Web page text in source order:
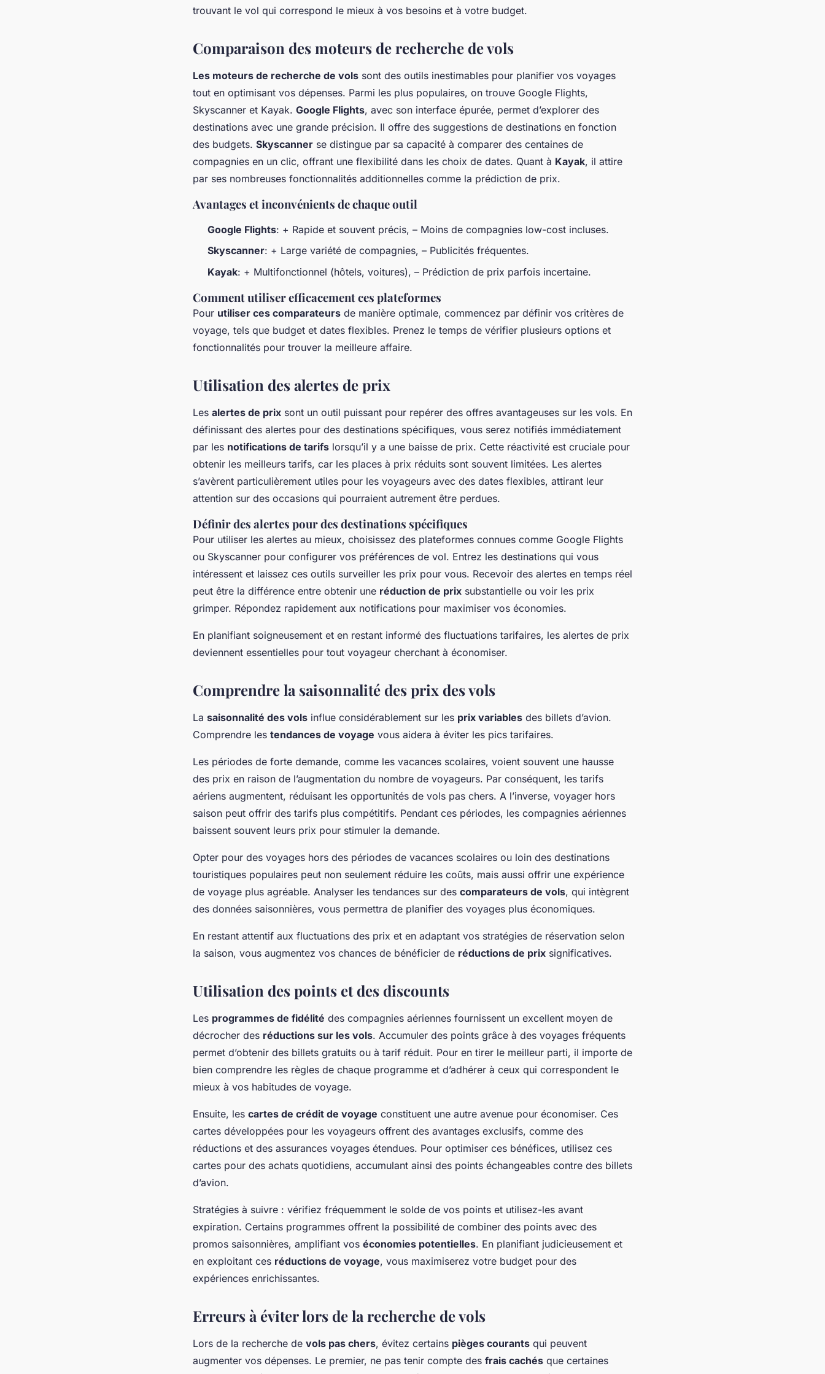
trouvant le vol qui correspond le mieux à vos besoins et à votre budget.
Comparaison des moteurs de recherche de vols
Les moteurs de recherche de vols sont des outils inestimables pour planifier vos voyages
tout en optimisant vos dépenses. Parmi les plus populaires, on trouve Google Flights,
Skyscanner et Kayak. Google Flights, avec son interface épurée, permet d’explorer des
destinations avec une grande précision. Il offre des suggestions de destinations en fonction
des budgets. Skyscanner se distingue par sa capacité à comparer des centaines de
compagnies en un clic, offrant une flexibilité dans les choix de dates. Quant à Kayak, il attire
par ses nombreuses fonctionnalités additionnelles comme la prédiction de prix.
Avantages et inconvénients de chaque outil
Google Flights: + Rapide et souvent précis, – Moins de compagnies low-cost incluses.
Skyscanner: + Large variété de compagnies, – Publicités fréquentes.
Kayak: + Multifonctionnel (hôtels, voitures), – Prédiction de prix parfois incertaine.
Comment utiliser efficacement ces plateformes
Pour utiliser ces comparateurs de manière optimale, commencez par définir vos critères de
voyage, tels que budget et dates flexibles. Prenez le temps de vérifier plusieurs options et
fonctionnalités pour trouver la meilleure affaire.
Utilisation des alertes de prix
Les alertes de prix sont un outil puissant pour repérer des offres avantageuses sur les vols. En
définissant des alertes pour des destinations spécifiques, vous serez notifiés immédiatement
par les notifications de tarifs lorsqu’il y a une baisse de prix. Cette réactivité est cruciale pour
obtenir les meilleurs tarifs, car les places à prix réduits sont souvent limitées. Les alertes
s’avèrent particulièrement utiles pour les voyageurs avec des dates flexibles, attirant leur
attention sur des occasions qui pourraient autrement être perdues.
Définir des alertes pour des destinations spécifiques
Pour utiliser les alertes au mieux, choisissez des plateformes connues comme Google Flights
ou Skyscanner pour configurer vos préférences de vol. Entrez les destinations qui vous
intéressent et laissez ces outils surveiller les prix pour vous. Recevoir des alertes en temps réel
peut être la différence entre obtenir une réduction de prix substantielle ou voir les prix
grimper. Répondez rapidement aux notifications pour maximiser vos économies.
En planifiant soigneusement et en restant informé des fluctuations tarifaires, les alertes de prix
deviennent essentielles pour tout voyageur cherchant à économiser.
Comprendre la saisonnalité des prix des vols
La saisonnalité des vols influe considérablement sur les prix variables des billets d’avion.
Comprendre les tendances de voyage vous aidera à éviter les pics tarifaires.
Les périodes de forte demande, comme les vacances scolaires, voient souvent une hausse
des prix en raison de l’augmentation du nombre de voyageurs. Par conséquent, les tarifs
aériens augmentent, réduisant les opportunités de vols pas chers. A l’inverse, voyager hors
saison peut offrir des tarifs plus compétitifs. Pendant ces périodes, les compagnies aériennes
baissent souvent leurs prix pour stimuler la demande.
Opter pour des voyages hors des périodes de vacances scolaires ou loin des destinations
touristiques populaires peut non seulement réduire les coûts, mais aussi offrir une expérience
de voyage plus agréable. Analyser les tendances sur des comparateurs de vols, qui intègrent
des données saisonnières, vous permettra de planifier des voyages plus économiques.
En restant attentif aux fluctuations des prix et en adaptant vos stratégies de réservation selon
la saison, vous augmentez vos chances de bénéficier de réductions de prix significatives.
Utilisation des points et des discounts
Les programmes de fidélité des compagnies aériennes fournissent un excellent moyen de
décrocher des réductions sur les vols. Accumuler des points grâce à des voyages fréquents
permet d’obtenir des billets gratuits ou à tarif réduit. Pour en tirer le meilleur parti, il importe de
bien comprendre les règles de chaque programme et d’adhérer à ceux qui correspondent le
mieux à vos habitudes de voyage.
Ensuite, les cartes de crédit de voyage constituent une autre avenue pour économiser. Ces
cartes développées pour les voyageurs offrent des avantages exclusifs, comme des
réductions et des assurances voyages étendues. Pour optimiser ces bénéfices, utilisez ces
cartes pour des achats quotidiens, accumulant ainsi des points échangeables contre des billets
d’avion.
Stratégies à suivre : vérifiez fréquemment le solde de vos points et utilisez-les avant
expiration. Certains programmes offrent la possibilité de combiner des points avec des
promos saisonnières, amplifiant vos économies potentielles. En planifiant judicieusement et
en exploitant ces réductions de voyage, vous maximiserez votre budget pour des
expériences enrichissantes.
Erreurs à éviter lors de la recherche de vols
Lors de la recherche de vols pas chers, évitez certains pièges courants qui peuvent
augmenter vos dépenses. Le premier, ne pas tenir compte des frais cachés que certaines